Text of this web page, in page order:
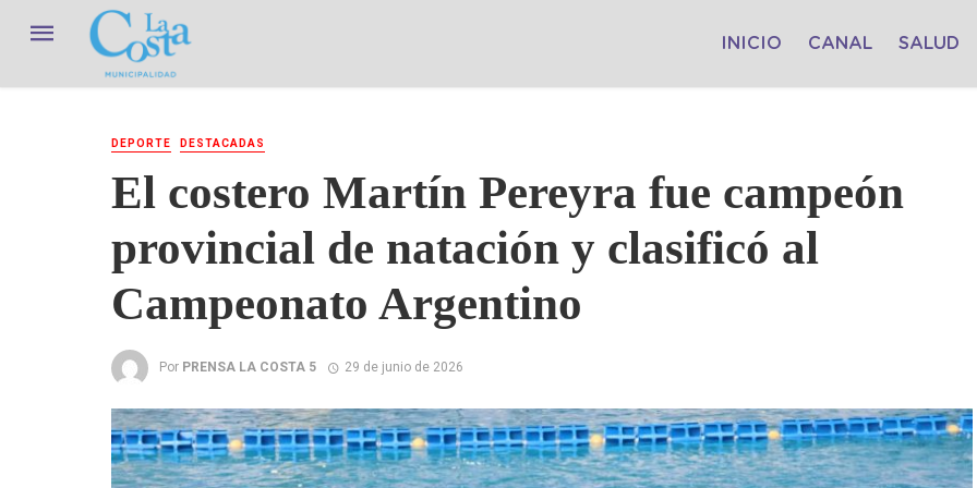
INICIO CANAL SALUD
DEPORTE DESTACADAS
El costero Martín Pereyra fue campeón
provincial de natación y clasificó al
Campeonato Argentino
Por PRENSA LA COSTA 5 29 de junio de 2026